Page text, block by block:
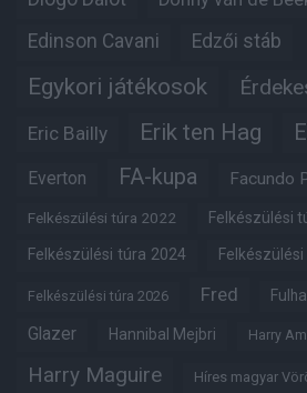
Edinson Cavani Edzői stáb
Egykori játékosok
Eric Bailly Erik ten Hag
Everton FA-kupa Facundo
Felkészülési túra 2022 Felkészülési
Felkészülési túra 2024
Felkészülési túra 2026 Fred
Glazer Hannibal Mejbri Harry
Harry Maguire Híres magyar